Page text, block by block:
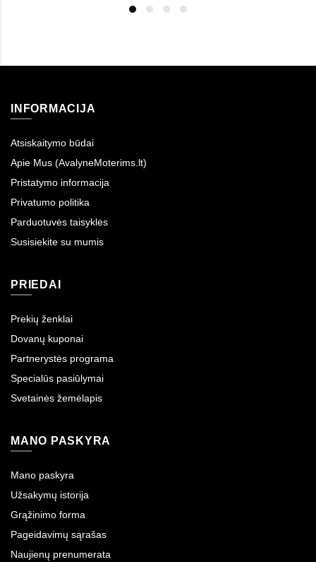
INFORMACIJA
Atsiskaitymo būdai
Apie Mus (AvalyneMoterims.lt)
Pristatymo informacija
Privatumo politika
Parduotuvės taisyklės
Susisiekite su mumis
PRIEDAI
Prekių ženklai
Dovanų kuponai
Partnerystės programa
Specialūs pasiūlymai
Svetainės žemėlapis
MANO PASKYRA
Mano paskyra
Užsakymų istorija
Grąžinimo forma
Pageidavimų sąrašas
Naujienų prenumerata